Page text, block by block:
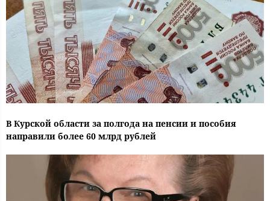
В Курской области за полгода на пенсии и пособия
направили более 60 млрд рублей